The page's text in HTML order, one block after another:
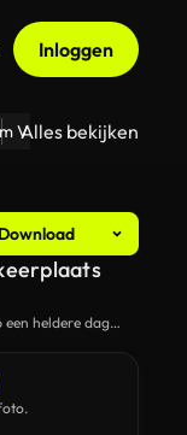
Inloggen
Virtuele
Alles bekijken
Download
heldere dag
achter haar.